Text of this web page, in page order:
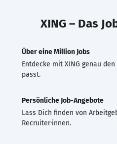
XING – Das
Über eine Million Jobs
Entdecke mit XING genau
passt.
Persönliche Job-Angebote
Lass Dich finden von
Recruiter·innen.